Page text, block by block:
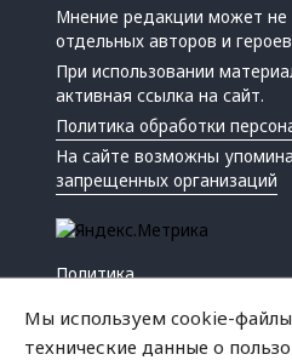
Мнение редакции может не
отдельных авторов и
При использовании
активная ссылка на сайт.
Политика обработки
На сайте возможны
запрещенных организаций
Политика
Мы используем cookie-
технические данные о